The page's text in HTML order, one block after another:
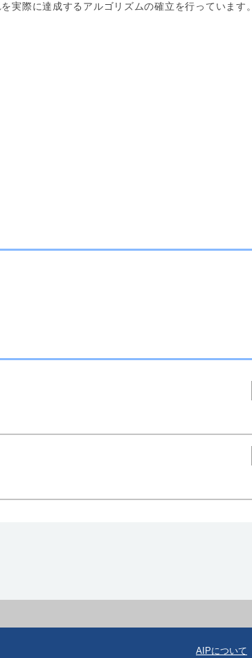
実際に達成するアルゴリズムの確立を行っています。
AIPについて